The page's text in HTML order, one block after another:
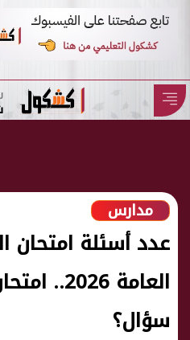
مدارس
عدد أسئلة امتحان
العامة
سؤال؟